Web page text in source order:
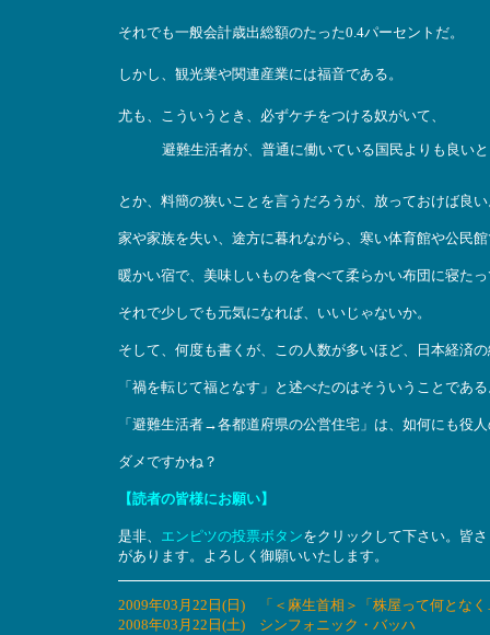
それでも一般会計歳出総額のたった0.4パーセントだ。
しかし、観光業や関連産業には福音である。
尤も、こういうとき、必ずケチをつける奴がいて、
避難生活者が、普通に働いている国民よりも良い
とか、料簡の狭いことを言うだろうが、放っておけば良
家や家族を失い、途方に暮れながら、寒い体育館や公民
暖かい宿で、美味しいものを食べて柔らかい布団に寝た
それで少しでも元気になれば、いいじゃないか。
そして、何度も書くが、この人数が多いほど、日本経済
「禍を転じて福となす」と述べたのはそういうことであ
「避難生活者→各都道府県の公営住宅」は、如何にも役
ダメですかね？
【読者の皆様にお願い】
是非、 エンピツの投票ボタンをクリックして下さい。皆
があります。よろしく御願いいたします。
2009年03月22日(日) 「＜麻生首相＞「株屋って何とな
2008年03月22日(土) シンフォニック・バッハ